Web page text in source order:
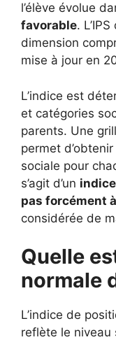
l’élève évolue
favorable.
dimension
mise à jour en
L’indice est
et catégories
parents. Une
permet
sociale pour
s’agit d’un
pas forcément
considérée de
Quelle
normale
L’indice de
reflète le niveau